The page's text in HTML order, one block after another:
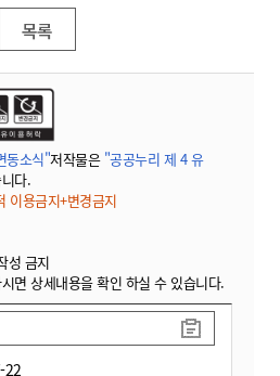
목록
동소식"저작물은 "공공누리 제 4 유
다.
이용금지+변경금지
성 금지
면 상세내용을 확인 하실 수 있습니다.
22